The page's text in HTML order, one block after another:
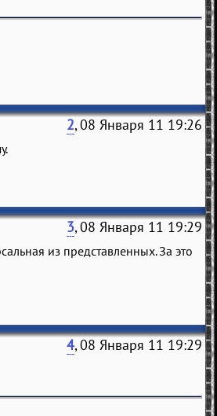
2, 08 Января 11 19:26
3, 08 Января 11 19:29
из представленных. За это
4, 08 Января 11 19:29